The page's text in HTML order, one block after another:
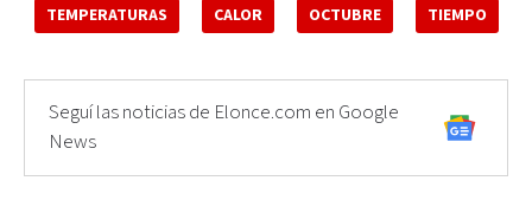
TEMPERATURAS CALOR OCTUBRE TIEMPO
Seguí las noticias de Elonce.com en Google
News